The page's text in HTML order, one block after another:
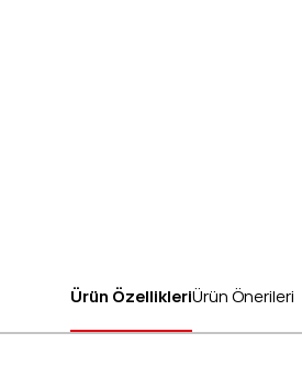
Ürün ÖzellikleriÜrün Önerileri